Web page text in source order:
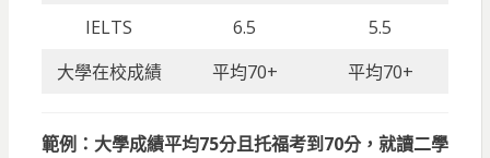
IELTS
6.5
5.5
大學在校成績
平均70+ 平均70+
範例：大學成績平均75分且托福考到70分，就讀二學